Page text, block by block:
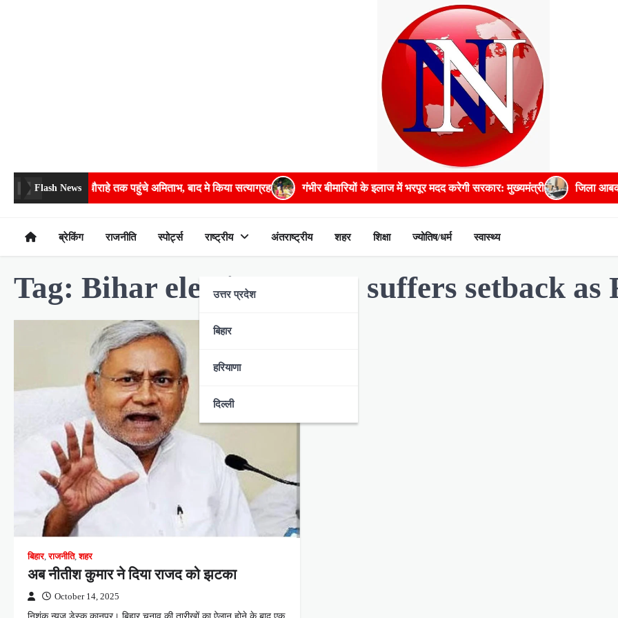
Flash News
फांदकर चौराहे तक पहुंचे अमिताभ, बाद मे किया सत्याग्रह गंभीर बीमारियों के इलाज में भरपूर मदद करेगी सरकार: मुख्यमंत्री जिला आबकारी
ब्रेकिंग राजनीति स्पोर्ट्स राष्ट्रीय
उत्तर प्रदेश
बिहार
हरियाणा
दिल्ली
अंतराष्ट्रीय शहर शिक्षा ज्योतिष/धर्म स्वास्थ्य
Tag: Bihar elections: RJD suffers setback
बिहार,राजनीति,शहर
अब नीतीश कुमार ने दिया राजद को झटका
October 14, 2025